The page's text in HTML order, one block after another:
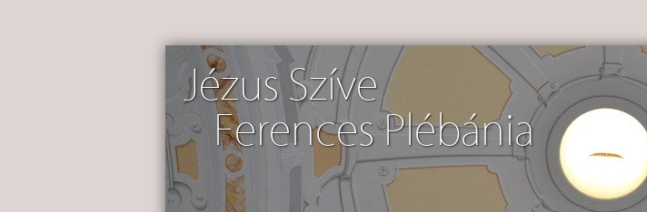
Jézus Szíve
Ferences Plébánia